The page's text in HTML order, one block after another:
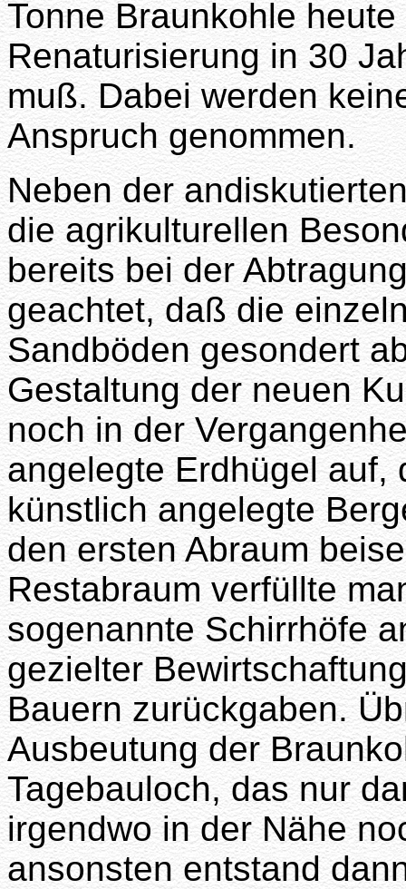
Tonne Braunkohle
Renaturisierung in 30
muß. Dabei werden
Anspruch genommen.
Neben der
die agrikulturellen
bereits bei der
geachtet, daß die
Sandböden gesondert
Gestaltung der neuen
noch in der
angelegte Erdhügel auf,
künstlich angelegte
den ersten Abraum
Restabraum verfüllte
sogenannte Schirrhöfe
gezielter
Bauern zurückgaben.
Ausbeutung der
Tagebauloch, das nur
irgendwo in der Nähe
ansonsten entstand